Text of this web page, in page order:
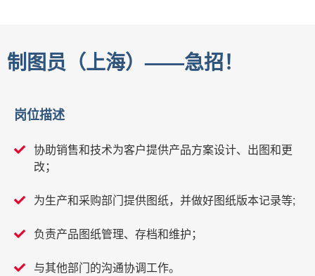
制图员（上海）——急招！
岗位描述
协助销售和技术为客户提供产品方案设计、出图和更
改；
为生产和采购部门提供图纸，并做好图纸版本记录等;
负责产品图纸管理、存档和维护；
与其他部门的沟通协调工作。